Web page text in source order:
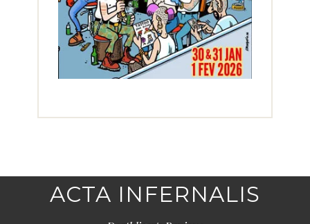
ACTA INFERNALIS